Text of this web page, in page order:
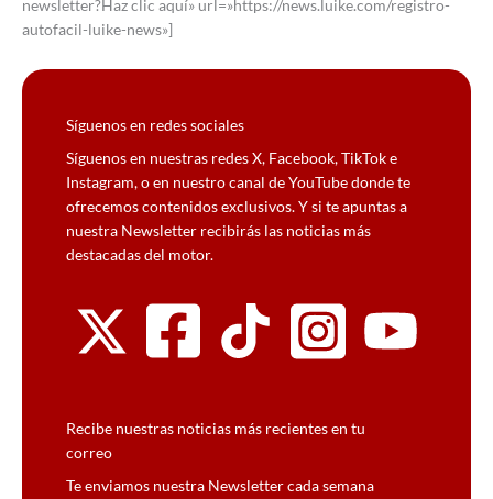
newsletter?Haz clic aquí» url=»https://news.luike.com/registro-
autofacil-luike-news»]
Síguenos en redes sociales
Síguenos en nuestras redes X, Facebook, TikTok e
Instagram, o en nuestro canal de YouTube donde te
ofrecemos contenidos exclusivos. Y si te apuntas a
nuestra Newsletter recibirás las noticias más
destacadas del motor.
Recibe nuestras noticias más recientes en tu
correo
Te enviamos nuestra Newsletter cada semana